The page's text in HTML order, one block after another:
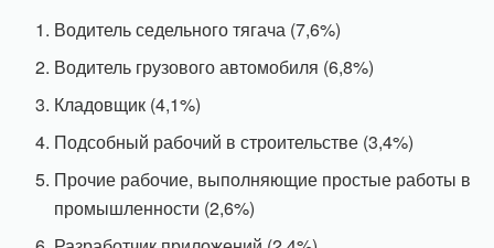
Водитель седельного тягача (7,6%)
Водитель грузового автомобиля (6,8%)
Кладовщик (4,1%)
Подсобный рабочий в строительстве (3,4%)
Прочие рабочие, выполняющие простые работы в
промышленности (2,6%)